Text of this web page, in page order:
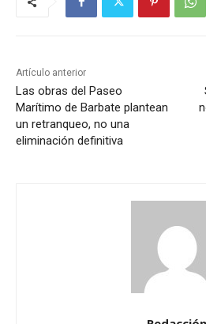
Artículo anterior
Las obras del Paseo
Marítimo de Barbate plantean
un retranqueo, no una
eliminación definitiva